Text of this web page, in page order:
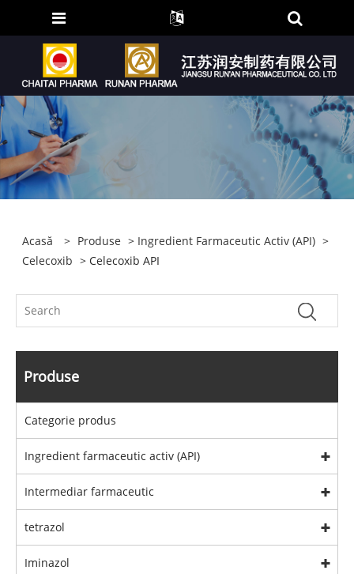
Acasă > Produse > Ingredient Farmaceutic Activ (API) >
Celecoxib > Celecoxib API
Produse
Categorie produs
Ingredient farmaceutic activ (API)
Intermediar farmaceutic
tetrazol
Iminazol